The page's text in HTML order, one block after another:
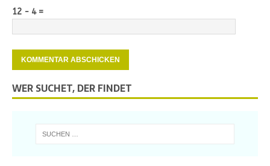
12 − 4 =
WER SUCHET, DER FINDET